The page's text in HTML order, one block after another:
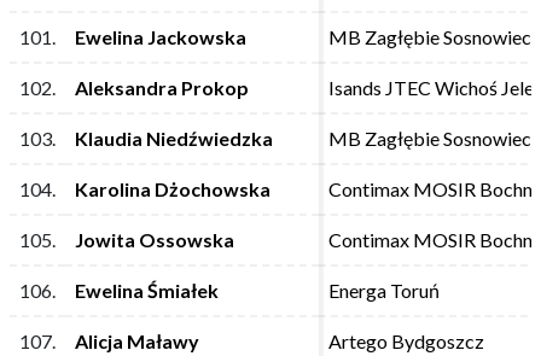
101. Ewelina Jackowska MB Zagłębie Sosnowiec
102. Aleksandra Prokop Isands JTEC Wichoś
103. Klaudia Niedźwiedzka MB Zagłębie Sosnowiec
104. Karolina Dżochowska Contimax MOSIR
105. Jowita Ossowska Contimax MOSIR
106. Ewelina Śmiałek Energa Toruń
107. Alicja Maławy Artego Bydgoszcz
101. Ewelina Jackowska MB Zagłębie Sosnowiec
102. Aleksandra Prokop Isands JTEC Wichoś
103. Klaudia Niedźwiedzka MB Zagłębie Sosnowiec
104. Karolina Dżochowska Contimax MOSIR
105. Jowita Ossowska Contimax MOSIR
106. Ewelina Śmiałek Energa Toruń
107. Alicja Maławy Artego Bydgoszcz